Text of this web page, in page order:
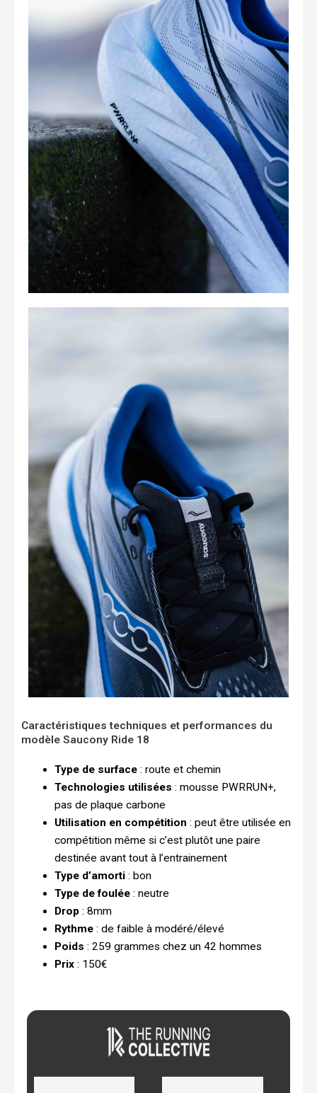
Caractéristiques techniques et performances du
modèle Saucony Ride 18
Type de surface: route et chemin
Technologies utilisées : mousse PWRRUN+,
pas de plaque carbone
Utilisation en compétition : peut être utilisée en
compétition même si c’est plutôt une paire
destinée avant tout à l’entrainement
Type d’amorti: bon
Type de foulée: neutre
Drop: 8mm
Rythme: de faible à modéré/élevé
Poids : 259 grammes chez un 42 hommes
Prix: 150€